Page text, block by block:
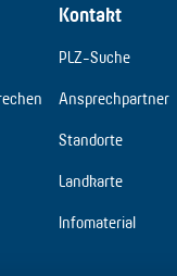
Kontakt
PLZ-Suche
Ansprechpartner
Standorte
Landkarte
Infomaterial